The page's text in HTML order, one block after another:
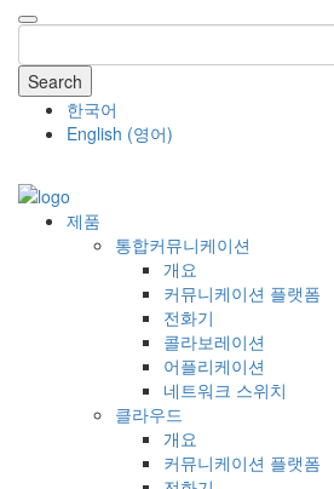
Search
한국어
English (영어)
제품
통합커뮤니케이션
개요
커뮤니케이션 플랫폼
전화기
콜라보레이션
어플리케이션
네트워크 스위치
클라우드
개요
커뮤니케이션 플랫폼